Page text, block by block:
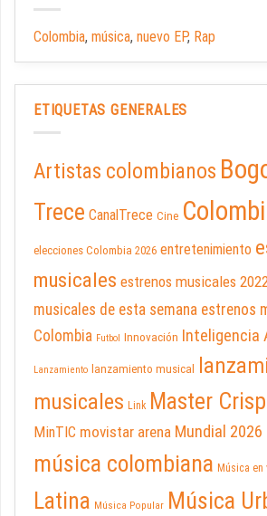
Colombia, música, nuevo EP, Rap
ETIQUETAS GENERALES
Artistas colombianos
Trece CanalTrece Cine
elecciones Colombia 2026 entretenimiento
musicales estrenos musicales
musicales de esta semana estrenos
Colombia Futbol Innovación Inteligencia
Lanzamiento lanzamiento musical
musicales Link Master
MinTIC movistar arena Mundial 2026
música colombiana Música en
Latina Música Popular Música